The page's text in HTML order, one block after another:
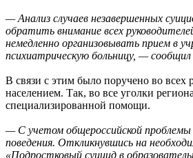
— Анализ случаев незавершенных
обратить внимание всех
немедленно организовывать прием в
психиатрическую больницу, — сообщил
В связи с этим было поручено во всех
населением. Так, во все уголки
специализированной помощи.
— С учетом общероссийской проблемы
поведения. Откликнувшись на
«Подростковый суицид в